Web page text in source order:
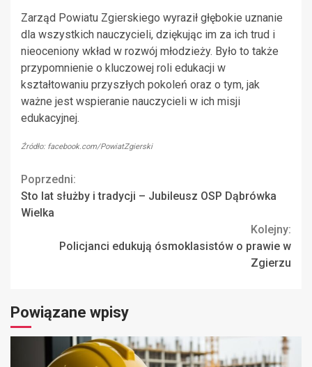
Zarząd Powiatu Zgierskiego wyraził głębokie uznanie
dla wszystkich nauczycieli, dziękując im za ich trud i
nieoceniony wkład w rozwój młodzieży. Było to także
przypomnienie o kluczowej roli edukacji w
kształtowaniu przyszłych pokoleń oraz o tym, jak
ważne jest wspieranie nauczycieli w ich misji
edukacyjnej.
Źródło: facebook.com/PowiatZgierski
Continue
Reading
Poprzedni:
Sto lat służby i tradycji – Jubileusz OSP Dąbrówka
Wielka
Kolejny:
Policjanci edukują ósmoklasistów o prawie w
Zgierzu
Powiązane wpisy